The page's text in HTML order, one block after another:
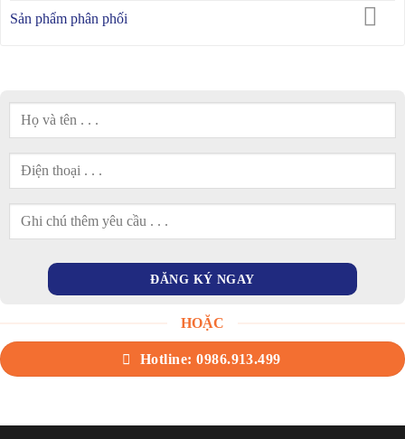
Sản phẩm phân phối
HOẶC
Hotline: 0986.913.499